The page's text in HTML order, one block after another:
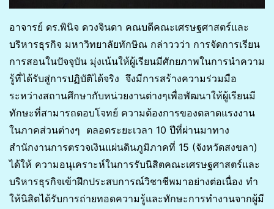
อาจารย์ ดร.พินิจ ดวงจินดา คณบดีคณะเศรษฐศาสตร์และ
บริหารธุรกิจ มหาวิทยาลัยทักษิณ กล่าววว่า การจัดการเรียน
การสอนในปัจจุบัน มุ่งเน้นให้ผู้เรียนมีศักยภาพในการนำความ
รู้ที่ได้รับสู่การปฏิบัติได้จริง จึงมีการสร้างความร่วมมือ
ระหว่างสถานศึกษากับหน่วยงานต่างๆเพื่อพัฒนาให้ผู้เรียนมี
ทักษะที่สามารถตอบโจทย์ ความต้องการของตลาดแรงงาน
ในภาคส่วนต่างๆ ตลอดระยะเวลา 10 ปีที่ผ่านมาทาง
สำนักงานการตรวจเงินแผ่นดินภูมิภาคที่ 15 (จังหวัดสงขลา)
ได้ให้ ความอนุเคราะห์ในการรับนิสิตคณะเศรษฐศาสตร์และ
บริหารธุรกิจเข้าฝึกประสบการณ์วิชาชีพมาอย่างต่อเนื่อง ทำ
ให้นิสิตได้รับการถ่ายทอดความรู้และทักษะการทำงานจากผู้มี